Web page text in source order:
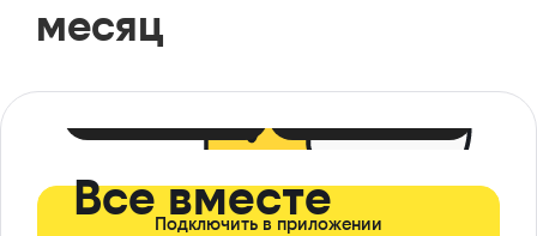
месяц
Все вместе
Подключить в приложении